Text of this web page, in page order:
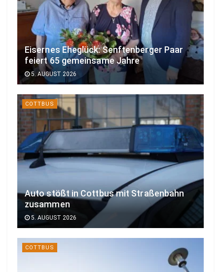
Eisernes Eheglück: Senftenberger Paar
feiert 65 gemeinsame Jahre
5. AUGUST 2026
COTTBUS
Auto stößt in Cottbus mit Straßenbahn
zusammen
5. AUGUST 2026
COTTBUS